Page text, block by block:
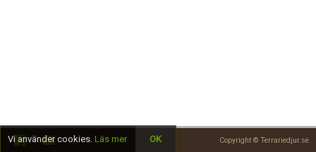
Copyright © Terrariedjur.se
Vi använder cookies. Läs mer OK